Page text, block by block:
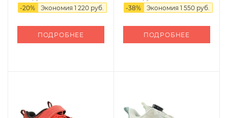
-20% Экономия 1 220 руб.
ПОДРОБНЕЕ
-38% Экономия 1 550 руб.
ПОДРОБНЕЕ